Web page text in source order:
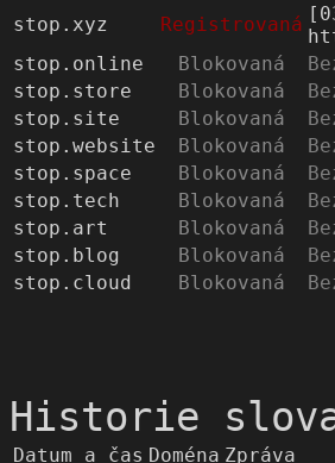
stop.xyz
Registrovaná
stop.online
Blokovaná
stop.store
Blokovaná
stop.site
Blokovaná
stop.website
Blokovaná
stop.space
Blokovaná
stop.tech
Blokovaná
stop.art
Blokovaná
stop.blog
Blokovaná
stop.cloud
Blokovaná
Historie
Datum a čas Doména Zpráva